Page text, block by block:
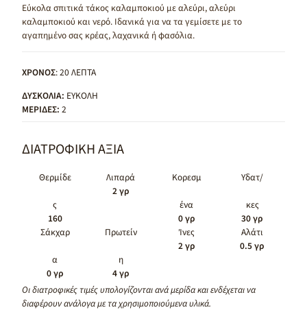
Εύκολα σπιτικά τάκος καλαμποκιού με αλεύρι, αλεύρι
καλαμποκιού και νερό. Ιδανικά για να τα γεμίσετε με το
αγαπημένο σας κρέας, λαχανικά ή φασόλια.
ΧΡΟΝΟΣ: 20 ΛΕΠΤΑ
ΔΥΣΚΟΛΙΑ: ΕΥΚΟΛΗ
ΜΕΡΙΔΕΣ: 2
ΔΙΑΤΡΟΦΙΚΗ ΑΞΙΑ
Θερμίδε
ς
160
Λιπαρά
2 γρ
Κορεσμ
ένα
0 γρ
Υδατ/
κες
30 γρ
Σάκχαρ
α
0 γρ
Πρωτείν
η
4 γρ
Ίνες
2 γρ
Αλάτι
0.5 γρ
Οι διατροφικές τιμές υπολογίζονται ανά μερίδα και ενδέχεται να
διαφέρουν ανάλογα με τα χρησιμοποιούμενα υλικά.